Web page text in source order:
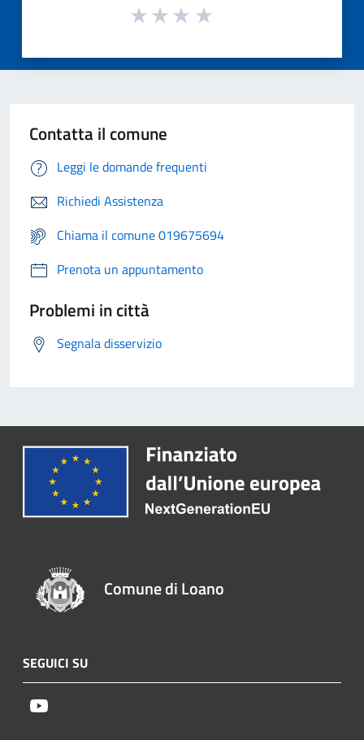
Contatta il comune
Leggi le domande frequenti
Richiedi Assistenza
Chiama il comune 019675694
Prenota un appuntamento
Problemi in città
Segnala disservizio
Comune di Loano
SEGUICI SU